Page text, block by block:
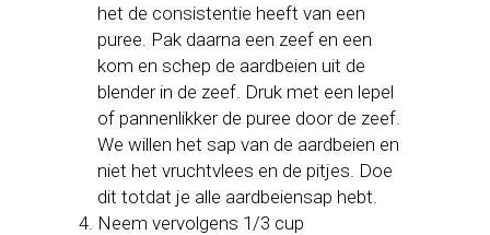
het de consistentie heeft van een
puree. Pak daarna een zeef en een
kom en schep de aardbeien uit de
blender in de zeef. Druk met een lepel
of pannenlikker de puree door de zeef.
We willen het sap van de aardbeien en
niet het vruchtvlees en de pitjes. Doe
dit totdat je alle aardbeiensap hebt.
Neem vervolgens 1/3 cup